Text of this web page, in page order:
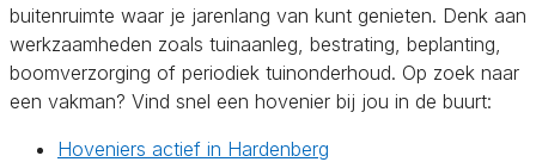
buitenruimte waar je jarenlang van kunt genieten. Denk aan
werkzaamheden zoals tuinaanleg, bestrating, beplanting,
boomverzorging of periodiek tuinonderhoud. Op zoek naar
een vakman? Vind snel een hovenier bij jou in de buurt:
Hoveniers actief in Hardenberg